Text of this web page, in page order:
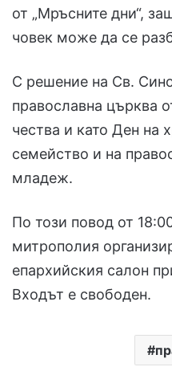
от „Мръсните дни“,
човек може да се
С решение на Св.
православна църква
чества и като Ден на
семейство и на
младеж.
По този повод от
митрополия
епархийския салон
Входът е свободен.